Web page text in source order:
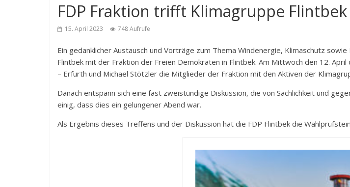
FDP Fraktion trifft Klimagruppe Flintbek
15. April 2023 748 Aufrufe
Ein gedanklicher Austausch und Vorträge zum Thema Windenergie, Klimaschutz
Flintbek mit der Fraktion der Freien Demokraten in Flintbek. Am Mittwoch den 12.
– Erfurth und Michael Stötzler die Mitglieder der Fraktion mit den Aktiven der
Danach entspann sich eine fast zweistündige Diskussion, die von Sachlichkeit und
einig, dass dies ein gelungener Abend war.
Als Ergebnis dieses Treffens und der Diskussion hat die FDP Flintbek die